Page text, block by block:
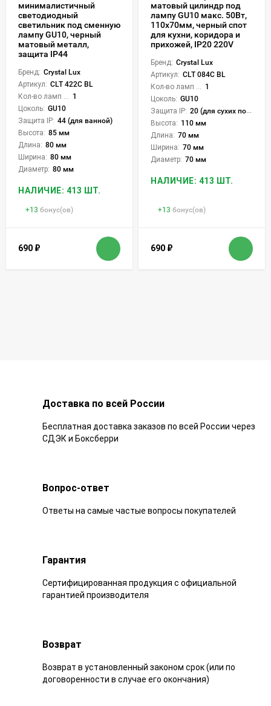
минималистичный
светодиодный
светильник под сменную
лампу GU10, черный
матовый металл,
защита IP44
Бренд: Crystal Lux
Артикул: CLT 422C BL
1
Цоколь: GU10
Защита IP: 44 (для ванной)
Высота: 85 мм
Длина: 80 мм
Ширина: 80 мм
Диаметр: 80 мм
НАЛИЧИЕ: 413 ШТ.
+13 бонус(ов)
690 ₽
матовый цилиндр под
лампу GU10 макс. 50Вт,
110x70мм, черный спот
для кухни, коридора и
прихожей, IP20 220V
Бренд: Crystal Lux
Артикул: CLT 084C BL
1
Цоколь: GU10
Защита IP: 20 (для сухих пом.)
Высота: 110 мм
Длина: 70 мм
Ширина: 70 мм
Диаметр: 70 мм
НАЛИЧИЕ: 413 ШТ.
+13 бонус(ов)
690 ₽
Доставка по всей России
Бесплатная доставка заказов по всей России через
СДЭК и Боксберри
Вопрос-ответ
Ответы на самые частые вопросы покупателей
Гарантия
Сертифицированная продукция с официальной
гарантией производителя
Возврат
Возврат в установленный законом срок (или по
договоренности в случае его окончания)